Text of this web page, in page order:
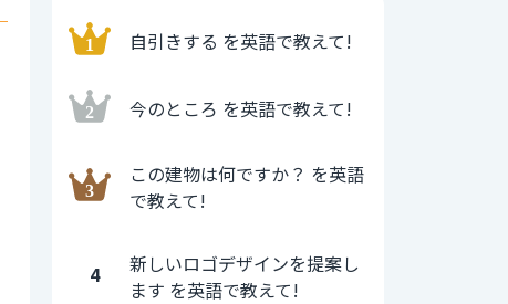
自引きする を英語で教えて!
今のところ を英語で教えて!
この建物は何ですか？ を英語
で教えて!
4
新しいロゴデザインを提案し
ます を英語で教えて!